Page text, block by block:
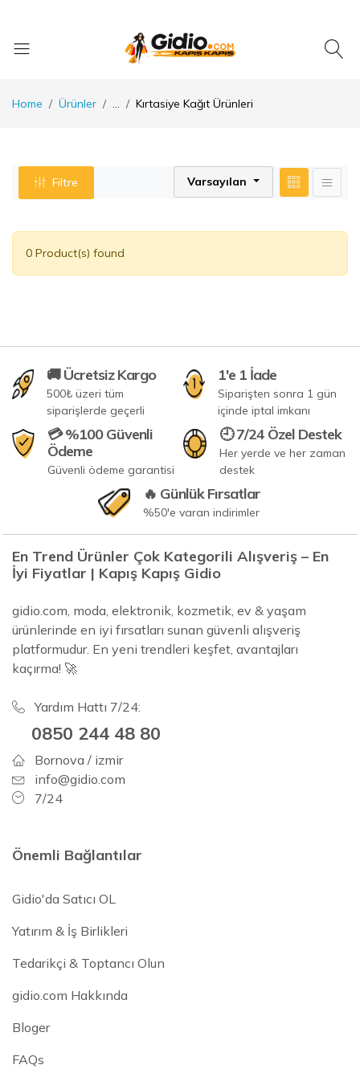
Home Ürünler ... Kırtasiye Kağıt Ürünleri
Filtre Varsayılan
0 Product(s) found
🚚 Ücretsiz Kargo
500₺ üzeri tüm
siparişlerde geçerli
1'e 1 İade
Siparişten sonra 1 gün
içinde iptal imkanı
💳 %100 Güvenli
Ödeme
Güvenli ödeme garantisi
🕘 7/24 Özel Destek
Her yerde ve her zaman
destek
🔥 Günlük Fırsatlar
%50'e varan indirimler
En Trend Ürünler Çok Kategorili Alışveriş – En
İyi Fiyatlar | Kapış Kapış Gidio
gidio.com, moda, elektronik, kozmetik, ev & yaşam
ürünlerinde en iyi fırsatları sunan güvenli alışveriş
platformudur. En yeni trendleri keşfet, avantajları
kaçırma! 🚀
Yardım Hattı 7/24:
0850 244 48 80
Bornova / izmir
info@gidio.com
7/24
Önemli Bağlantılar
Gidio'da Satıcı OL
Yatırım & İş Birlikleri
Tedarikçi & Toptancı Olun
gidio.com Hakkında
Bloger
FAQs